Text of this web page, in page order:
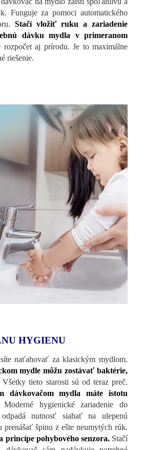
Funguje za pomoci automatického
Stačí vložiť ruku a zariadenie
dávku mydla v primeranom
rozpočet aj prírodu. Je to maximálne
riešenie.
HYGIENU
naťahovať za klasickým mydlom.
mydle môžu zostávať baktérie,
Všetky tieto starosti sú od teraz preč.
dávkovačom mydla máte istotu
hygienické zariadenie do
nutnosť siahať na ulepenú
prenášať špinu z ešte neumytých rúk.
princípe pohybového senzora.Stačí